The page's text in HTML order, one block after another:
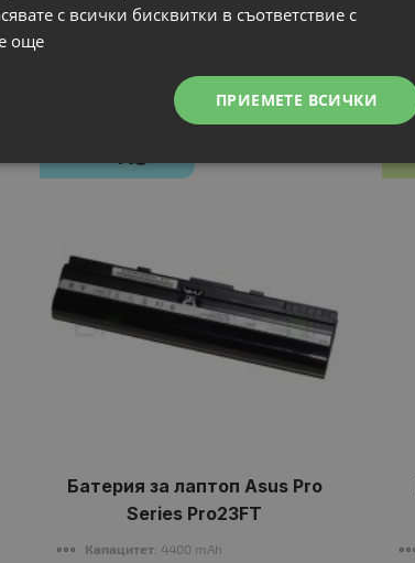
N
Батерия за лаптоп Asus Pro
Series Pro23FT
Капацитет: 4400 mAh
с всички бисквитки в съответствие с
още
ПРИЕМЕТЕ ВСИЧКИ